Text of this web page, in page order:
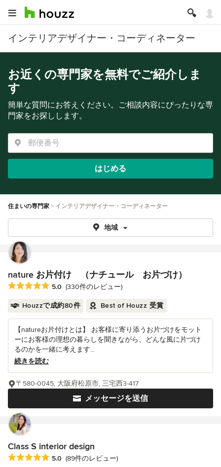
インテリアデザイナー・コーディネーター
お近くの専門家を無料でご紹介しま
す
簡単な質問にお答えください。ご相談内容にぴったりな専
門家をお探しします。
はじめる
住まいの専門家 インテリアデザイナー・コーディネーター
地域
nature お片付け （ナチュール お片づけ）
平均評価：5つ星中 星5
5.0 (330件のレビュー)
Houzzで成約80件 Best of Houzz 受賞
【natureお片付けとは】 お客様に寄り添うお片づけをモット
ーにお客様の理想の暮らしを聞きながら、どんな風に片づけ
るのかを一緒に考えます...
続きを読む
メッセージを送信
〒580-0045, 大阪府松原市, 三宅西3-417
Class S interior design
平均評価：5つ星中 星5
5.0 (89件のレビュー)